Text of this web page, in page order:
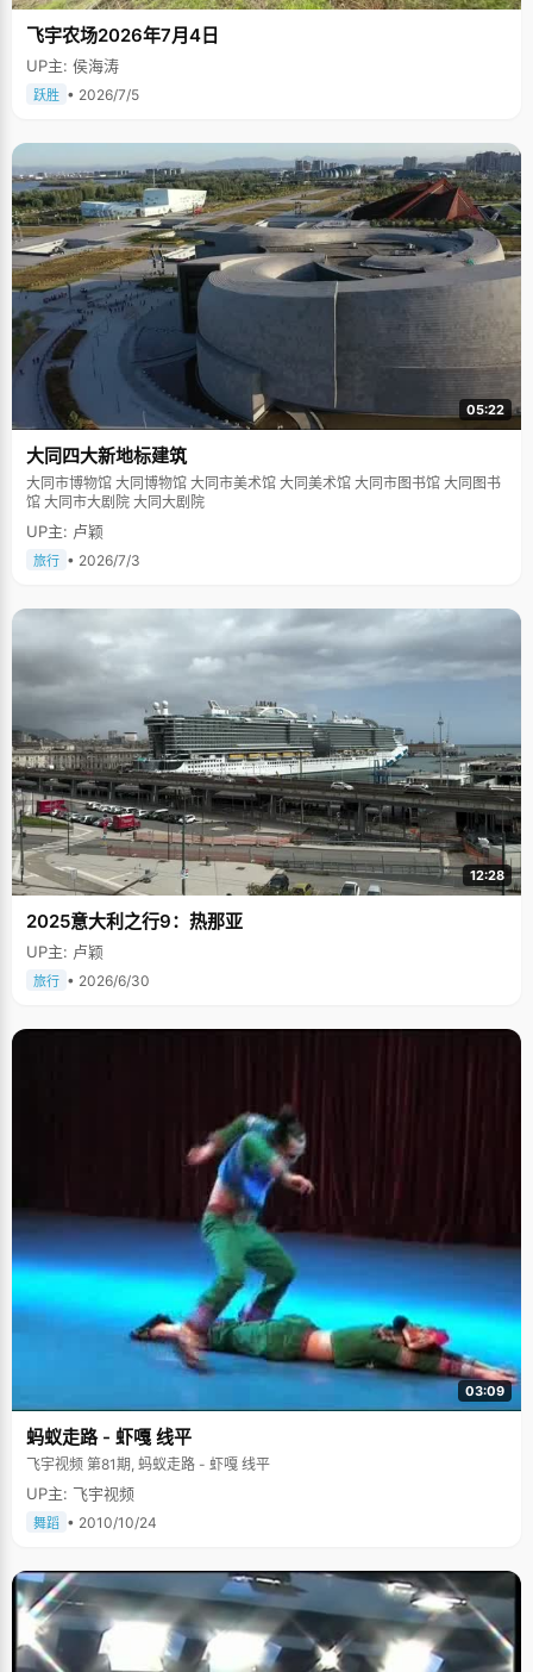
飞宇农场2026年7月4日
UP主: 侯海涛
跃胜 • 2026/7/5
05:22
大同四大新地标建筑
大同市博物馆 大同博物馆 大同市美术馆 大同美术馆 大同市图书馆 大同图书
馆 大同市大剧院 大同大剧院
UP主: 卢颖
旅行 • 2026/7/3
12:28
2025意大利之行9：热那亚
UP主: 卢颖
旅行 • 2026/6/30
03:09
蚂蚁走路 - 虾嘎 线平
飞宇视频 第81期, 蚂蚁走路 - 虾嘎 线平
UP主: 飞宇视频
舞蹈 • 2010/10/24